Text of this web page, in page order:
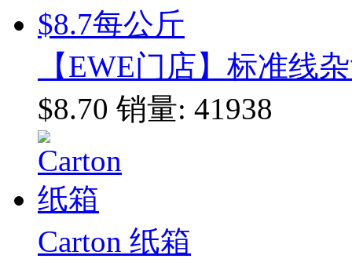
【EWE门店】标准线
$8.70 销量: 41938
Carton 纸箱